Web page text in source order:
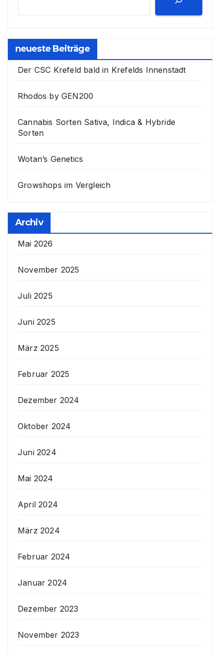
neueste Beiträge
Der CSC Krefeld bald in Krefelds Innenstadt
Rhodos by GEN200
Cannabis Sorten Sativa, Indica & Hybride
Sorten
Wotan’s Genetics
Growshops im Vergleich
Archiv
Mai 2026
November 2025
Juli 2025
Juni 2025
März 2025
Februar 2025
Dezember 2024
Oktober 2024
Juni 2024
Mai 2024
April 2024
März 2024
Februar 2024
Januar 2024
Dezember 2023
November 2023